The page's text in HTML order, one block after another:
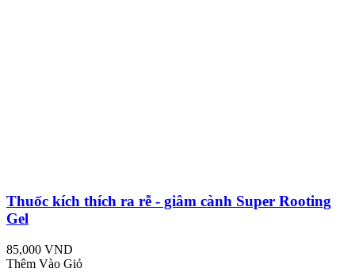
Thuốc kích thích ra rễ - giâm cành Super Rooting
Gel
85,000 VND
Thêm Vào Giỏ